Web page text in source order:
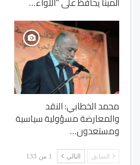
محمد الخطابي: النقد
والمعارضة مسؤولية سياسية
ومستعدون…
السابق التالي 1 من 133